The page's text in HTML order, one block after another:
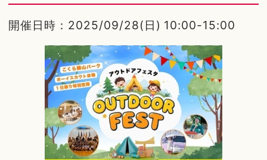
開催日時：2025/09/28(日) 10:00-15:00